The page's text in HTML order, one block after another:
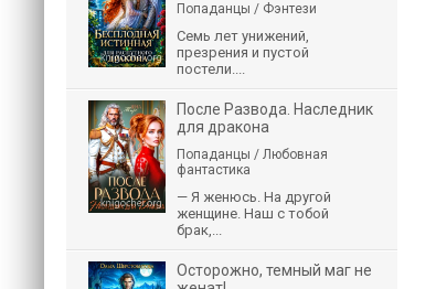
Попаданцы / Фэнтези
Семь лет унижений,
презрения и пустой
постели....
После Развода. Наследник
для дракона
Попаданцы / Любовная
фантастика
— Я женюсь. На другой
женщине. Наш с тобой
брак,...
Осторожно, темный маг не